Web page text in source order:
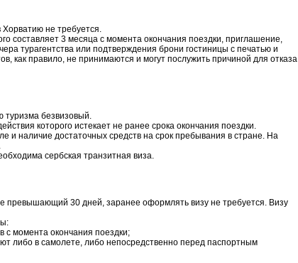
Хорватию не требуется.
составляет 3 месяца с момента окончания поездки, приглашение,
турагентства или подтверждения брони гостиницы с печатью и
как правило, не принимаются и могут послужить причиной для отказа
туризма безвизовый.
которого истекает не ранее срока окончания поездки.
и наличие достаточных средств на срок пребывания в стране. На
сербская транзитная виза.
превышающий 30 дней, заранее оформлять визу не требуется. Визу
с момента окончания поездки;
либо в самолете, либо непосредственно перед паспортным